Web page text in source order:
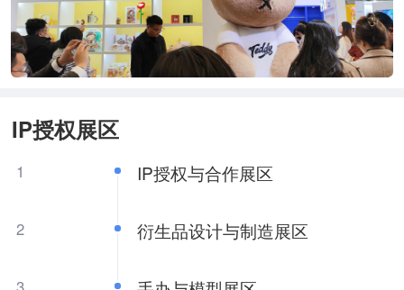
IP授权展区
1 IP授权与合作展区
2 衍生品设计与制造展区